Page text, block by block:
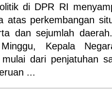
di DPR RI
atas perkembangan
dan sejumlah
Kepala
dari penjatuhan
...